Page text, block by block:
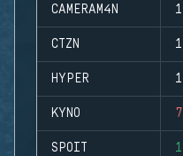
CAMERAM4N
CTZN
HYPER
KYNO
SPOIT